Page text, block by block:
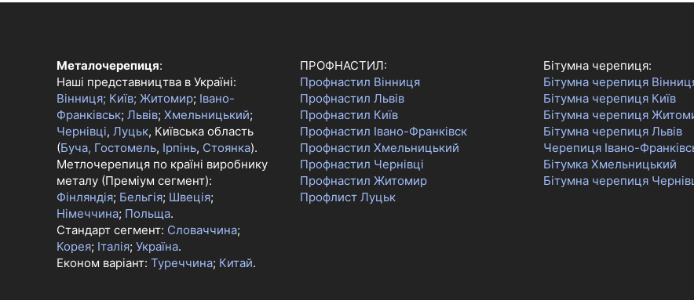
Металочерепиця:
Наші представництва в Україні:
Вінниця; Київ; Житомир; Івано-
Франківськ; Львів; Хмельницький;
Чернівці, Луцьк, Київська область
(Буча, Гостомель, Ірпінь, Стоянка).
Метлочерепиця по країні виробнику
металу (Преміум сегмент):
Фінляндія; Бельгія; Швеція;
Німеччина; Польща.
Стандарт сегмент: Словаччина;
Корея; Італія; Україна.
Економ варіант: Туреччина; Китай.
ПРОФНАСТИЛ:
Профнастил Вінниця
Профнастил Львів
Профнастил Київ
Профнастил Івано-Франківск
Профнастил Хмельницький
Профнастил Чернівці
Профнастил Житомир
Профлист Луцьк
Бітумна черепиця:
Бітумна черепиця
Бітумна черепиця Київ
Бітумна черепиця
Бітумна черепиця Львів
Черепиця Івано-
Бітумка Хмельницький
Бітумна черепиця